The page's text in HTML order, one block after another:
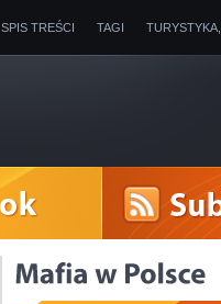
SPIS TREŚCI TAGI